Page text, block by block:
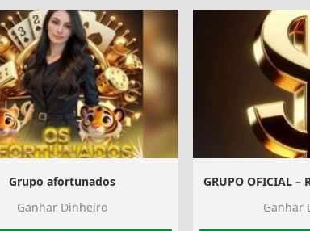
Grupo afortunados
Ganhar Dinheiro
Ganhar